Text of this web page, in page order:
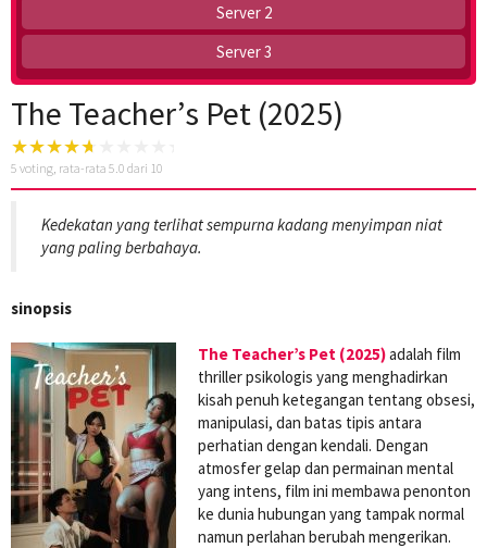
Server 2
Server 3
The Teacher’s Pet (2025)
5 voting, rata-rata 5.0 dari 10
Kedekatan yang terlihat sempurna kadang menyimpan niat
yang paling berbahaya.
sinopsis
The Teacher’s Pet (2025)adalah film
thriller psikologis yang menghadirkan
kisah penuh ketegangan tentang obsesi,
manipulasi, dan batas tipis antara
perhatian dengan kendali. Dengan
atmosfer gelap dan permainan mental
yang intens, film ini membawa penonton
ke dunia hubungan yang tampak normal
namun perlahan berubah mengerikan.